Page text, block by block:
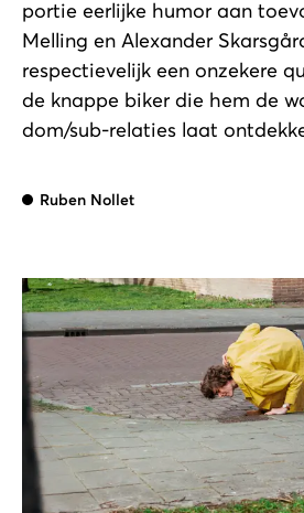
portie eerlijke humor aan
Melling en Alexander
respectievelijk een onzekere
de knappe biker die hem de
dom/sub-relaties laat
Ruben Nollet